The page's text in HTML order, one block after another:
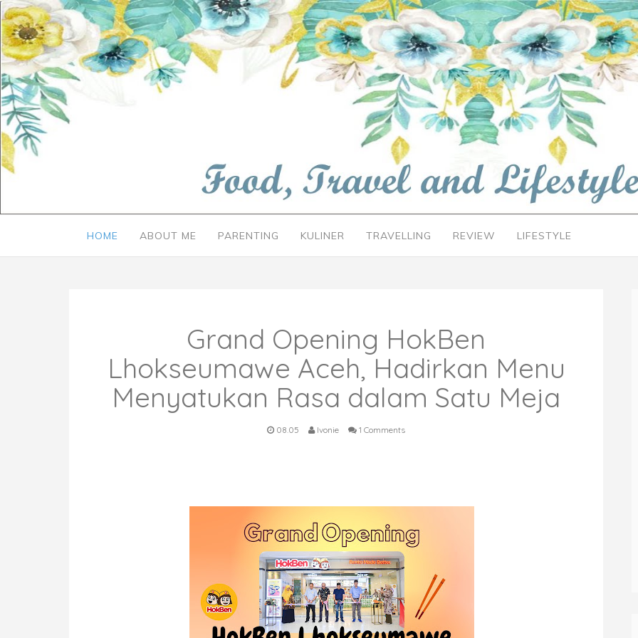
HOME ABOUT ME PARENTING KULINER TRAVELLING REVIEW LIFESTYLE
Grand Opening HokBen
Lhokseumawe Aceh, Hadirkan Menu
Menyatukan Rasa dalam Satu Meja
08.05 Ivonie 1 Comments